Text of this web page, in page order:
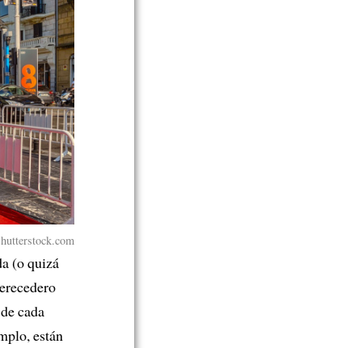
(o quizá
cada
están